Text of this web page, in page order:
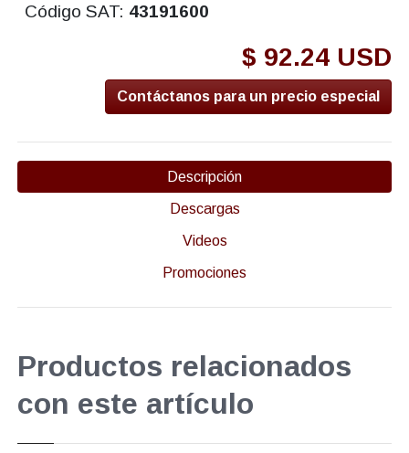
Código SAT: 43191600
$ 92.24 USD
Contáctanos para un precio especial
Descripción
Descargas
Videos
Promociones
Productos relacionados
con este artículo